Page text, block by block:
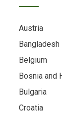
Austria
Bangladesh
Belgium
Bosnia and
Bulgaria
Croatia